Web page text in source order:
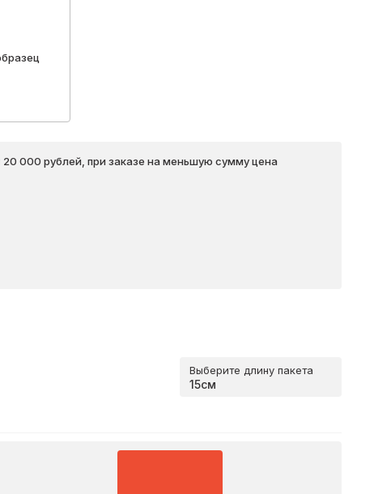
000 рублей, при заказе на меньшую сумму цена
Выберите длину пакета